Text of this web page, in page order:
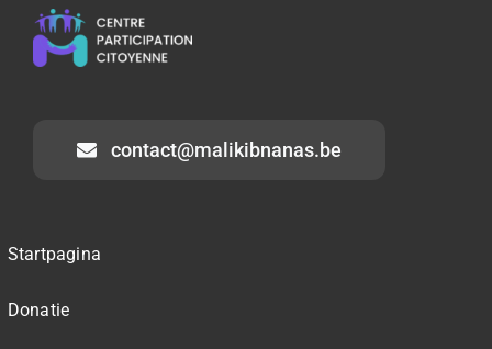
contact@malikibnanas.be
Startpagina
Donatie